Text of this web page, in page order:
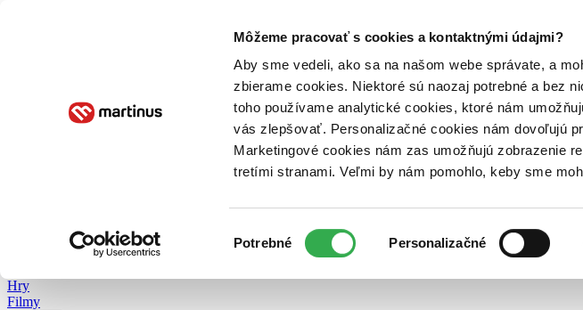
Môžeme pracovať s cookies a kontaktnými údajmi?
Aby sme vedeli, ako sa na našom webe správate, a
zbierame cookies. Niektoré sú naozaj potrebné a bez
toho používame analytické cookies, ktoré nám
vás zlepšovať. Personalizačné cookies nám dovoľujú
Marketingové cookies nám zas umožňujú zobrazenie
tretími stranami. Veľmi by nám pomohlo, keby sme
súhlasu
Potrebné Personalizačné
Poukážky Kontakt
Hry
Filmy